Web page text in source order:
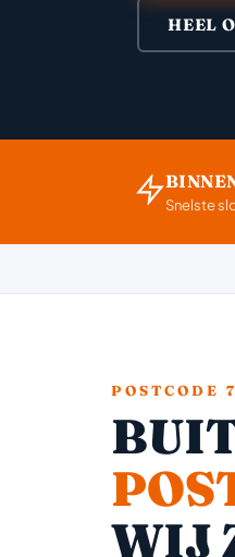
HEEL
Snelste
POSTCODE
WIJ